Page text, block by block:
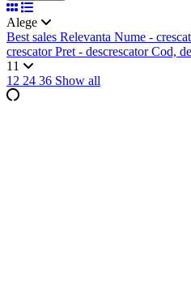
Alege
Best sales Relevanta Nume -
crescatorPret - descrescatorCod,
11
12 24 36 Show all